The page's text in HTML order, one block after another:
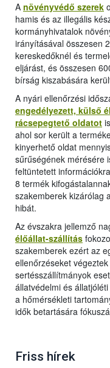
A növényvédő szerek
hamis és az illegális
kormányhivatalok
irányításával összesen
kereskedőknél és
eljárást, és összesen
bírság kiszabására
A nyári ellenőrzési
engedélyezett, külső
rácsepegtető oldatot
ahol sor került a
kinyerhető oldat
sűrűségének mérésére
feltüntetett
8 termék
szakemberek kizárólag
hibát.
Az évszakra jellemző
élőállat-szállítás
szakemberek ezért az
ellenőrzéseket
sertésszállítmányok
állatvédelmi és
a hőmérsékleti
idők betartására
Friss hírek